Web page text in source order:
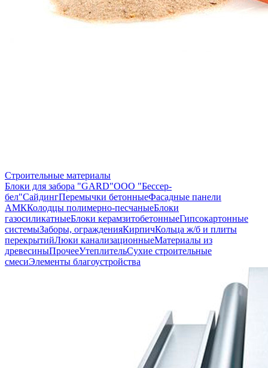
Строительные материалы
Блоки для забора "GARD"ООО "Бессер-
бел"СайдингПеремычки бетонныеФасадные панели
АМККолодцы полимерно-песчаныеБлоки
газосиликатныеБлоки керамзитобетонныеГипсокартонные
системыЗаборы, огражденияКирпичКольца ж/б и плиты
перекрытийЛюки канализационныеМатериалы из
древесиныПрочееУтеплительСухие строительные
смесиЭлементы благоустройства